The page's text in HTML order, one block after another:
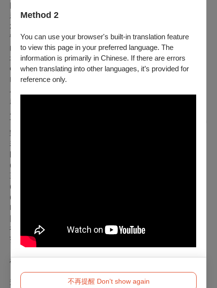
Method 2
You can use your browser's built-in translation feature
to view this page in your preferred language. The
information is primarily in Chinese. If there are errors
when translating into other languages, it’s provided for
reference only.
不再提醒 Don't show again
|
新銳鋼琴家 謝若縈 (Ruo-Ying Hsieh)
2025
營音樂廳擔綱聖桑《第二號鋼琴協奏曲》全曲演出，她以沉穩大氣
的優秀琴藝與雄中管弦樂團合作，展現完美演出默契震撼南台灣樂
壇。從 6 歲開始學琴即獲獎無數的她，去年 8 月更榮獲日本東京
GASCS 國際鋼琴大賽總冠軍，韓國首爾教育大學 KCAA
International Music Festival 音樂節比賽銀獎榮耀。
為實現弘大音樂志向，2025年2~3月，堅毅的 若縈赴美 33天，飛
越美國五大洲參加五所學校 Audition，以優異表現最終榮獲全美五
下「全 A 級分」的優異成績！一年後的盛夏，若縈實踐了當時心中
對衛武營藝術殿堂的承諾，帶著更趨成熟的音樂視野回到家鄉。
若縈同年畢業於高雄中學音樂班，師事 黃睿靚教授。現就讀於美
(Sean Chen) 教授。從 2021年榮獲高雄市鋼琴比賽國中組冠軍後
至旅美進修期間，長期接受恩師~國際旅美鋼琴家 林易教授
(Steven Lin) 傾囊相授悉心指導，並獲得旅美鋼琴家 汪奕聞教授
(Evan Wong) ，美國 Oberlin 音樂學院 Alvin Chow 教授 與
Manhattan 音樂學院 David Fung 教授之提攜與精進。
| 強力推薦 |
魯賓斯坦鋼琴大賽銀獎 Steven Lin 林易 教授
范克萊本鋼琴第三名得主 Sean Chen 陳宣堯 教授
日本仙台國際鋼琴大賽 Evan Wong 汪奕聞 教授
雄中鋼琴名師 黃睿靚 教授，四大名師 聯袂推薦！
這場由 Chords Studio 主辦的 「Lucky 7」，演出時間長達 100分